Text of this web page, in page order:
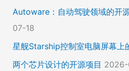
Autoware：自动驾驶领域的开
07-18
星舰Starship控制室电脑屏幕上
两个芯片设计的开源项目